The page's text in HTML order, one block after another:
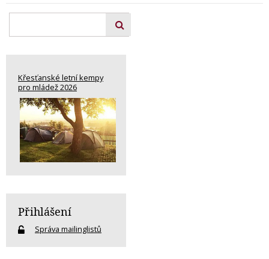
Křesťanské letní kempy
pro mládež 2026
Přihlášení
Správa mailinglistů